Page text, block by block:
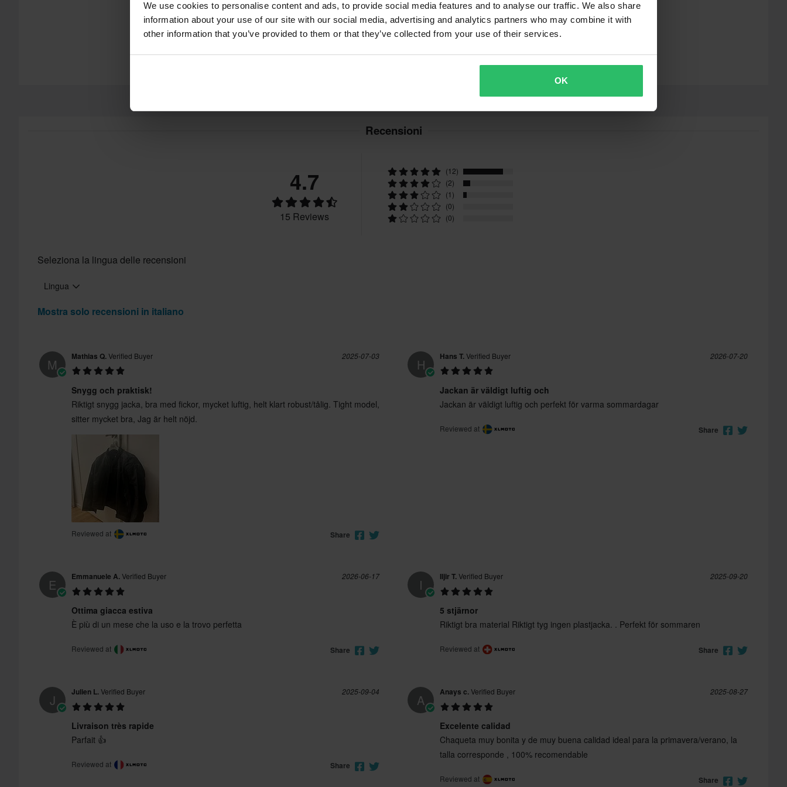
We use cookies to personalise content and ads, to provide social media features and to analyse our traffic. We also share
information about your use of our site with our social media, advertising and analytics partners who may combine it with
other information that you’ve provided to them or that they’ve collected from your use of their services.
OK
M
295 x 555 x 185 mm
L 300 x 545 x 185 mm
XS 500 x 600 x 370 mm
Hai il diritto di restituire il tuo ordine entro 60 giorni. Si applicano delle spese per il reso. *Il
diritto di reso non si applica ai prodotti personalizzati o realizzati su ordinazione. Consulta la
per ulteriori dettagli e condizioni..
Recensioni
4.7
15 Reviews
(12)
(2)
(1)
(0)
(0)
Seleziona la lingua delle recensioni
Lingua
Mostra solo recensioni in italiano
M Mathias Q.Verified Buyer 2025-07-03
Snygg och praktisk!
Riktigt snygg jacka, bra med fickor, mycket luftig, helt klart robust/tålig. Tight model,
sitter mycket bra, Jag är helt nöjd.
Reviewed at Share
H Hans T.Verified Buyer 2026-07-20
Jackan är väldigt luftig och
Jackan är väldigt luftig och perfekt för varma sommardagar
Reviewed at Share
E Emmanuele A.Verified Buyer 2026-06-17
Ottima giacca estiva
È più di un mese che la uso e la trovo perfetta
Reviewed at Share
I Iljir T.Verified Buyer 2025-09-20
5 stjärnor
Riktigt bra material Riktigt tyg ingen plastjacka. . Perfekt för sommaren
Reviewed at Share
J Julien L.Verified Buyer 2025-09-04
Livraison très rapide
Parfait 👍
Reviewed at Share
A Anays c.Verified Buyer 2025-08-27
Excelente calidad
Chaqueta muy bonita y de muy buena calidad ideal para la primavera/verano, la
talla corresponde , 100% recomendable
Reviewed at Share